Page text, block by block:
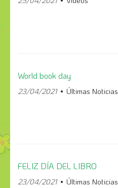
World book day
23/04/2021 Últimas Noticias
FELIZ DÍA DEL LIBRO
23/04/2021 Últimas Noticias